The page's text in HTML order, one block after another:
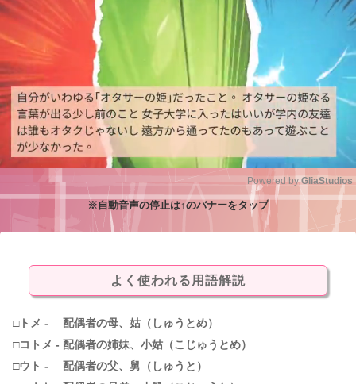
Powered by GliaStudios
※自動音声の停止は↑のバナーをタップ
よく使われる用語解説
□トメ - 配偶者の母、姑（しゅうとめ）
□コトメ - 配偶者の姉妹、小姑（こじゅうとめ）
□ウト - 配偶者の父、舅（しゅうと）